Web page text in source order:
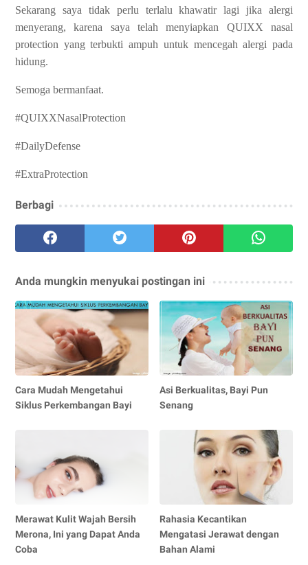
Sekarang saya tidak perlu terlalu khawatir lagi jika alergi
menyerang, karena saya telah menyiapkan QUIXX nasal
protection yang terbukti ampuh untuk mencegah alergi pada
hidung.
Semoga bermanfaat.
#QUIXXNasalProtection
#DailyDefense
#ExtraProtection
Berbagi
Anda mungkin menyukai postingan ini
Cara Mudah Mengetahui
Siklus Perkembangan Bayi
Asi Berkualitas, Bayi Pun
Senang
Merawat Kulit Wajah Bersih
Merona, Ini yang Dapat Anda
Coba
Rahasia Kecantikan
Mengatasi Jerawat dengan
Bahan Alami